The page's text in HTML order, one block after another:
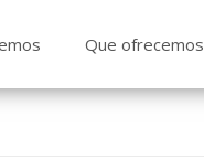
Que ofrecemos